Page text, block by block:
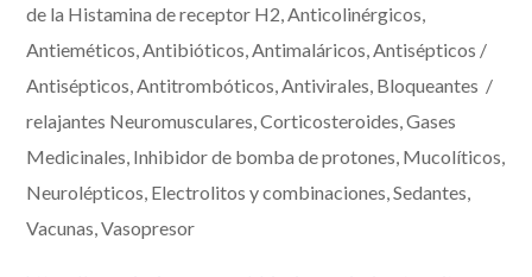
de la Histamina de receptor H2, Anticolinérgicos,
Antieméticos, Antibióticos, Antimaláricos, Antisépticos /
Antisépticos, Antitrombóticos, Antivirales, Bloqueantes /
relajantes Neuromusculares, Corticosteroides, Gases
Medicinales, Inhibidor de bomba de protones, Mucolíticos,
Neurolépticos, Electrolitos y combinaciones, Sedantes,
Vacunas, Vasopresor